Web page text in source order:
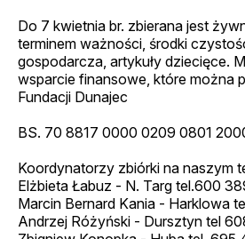
Do 7 kwietnia br. zbierana jest
terminem ważności, środki
gospodarcza, artykuły dziecięce.
wsparcie finansowe, które można
Fundacji Dunajec
BS. 70 8817 0000 0209 0801
Koordynatorzy zbiórki na naszym
Elżbieta Łabuz - N. Targ tel.600
Marcin Bernard Kania - Harklowa
Andrzej Różyński - Dursztyn tel